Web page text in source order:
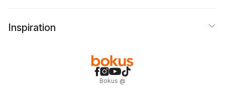
Inspiration
Bokus @